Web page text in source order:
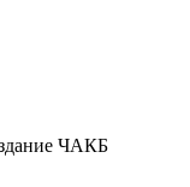
ЧАКБ